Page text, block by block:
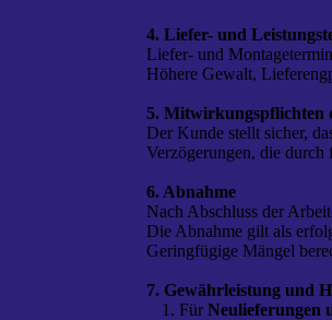
4. Liefer- und
Liefer- und
Höhere Gewalt,
5. Mitwirkungspflichten
Der Kunde stellt sicher,
Verzögerungen, die
6. Abnahme
Nach Abschluss der
Die Abnahme gilt als
Geringfügige Mängel
7. Gewährleistung und
FürNeulieferungen